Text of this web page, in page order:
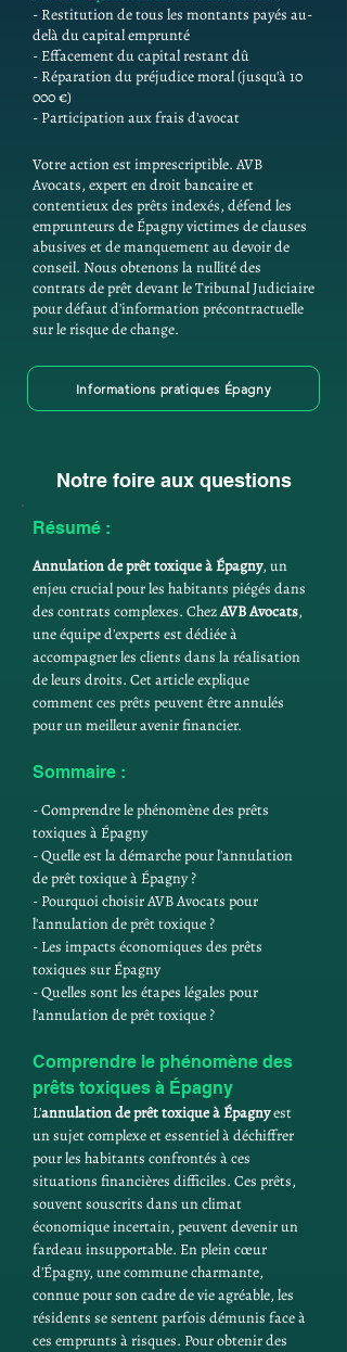
- Restitution de tous les montants payés au-
delà du capital emprunté
- Effacement du capital restant dû
- Réparation du préjudice moral (jusqu'à 10
000 €)
- Participation aux frais d'avocat
Votre action est imprescriptible. AVB
Avocats, expert en droit bancaire et
contentieux des prêts indexés, défend les
emprunteurs de Épagny victimes de clauses
abusives et de manquement au devoir de
conseil. Nous obtenons la nullité des
contrats de prêt devant le Tribunal Judiciaire
pour défaut d'information précontractuelle
sur le risque de change.
Informations pratiques Épagny
Notre foire aux questions
Résumé :
Annulation de prêt toxique à Épagny, un
enjeu crucial pour les habitants piégés dans
des contrats complexes. Chez AVB Avocats,
une équipe d'experts est dédiée à
accompagner les clients dans la réalisation
de leurs droits. Cet article explique
comment ces prêts peuvent être annulés
pour un meilleur avenir financier.
Sommaire :
- Comprendre le phénomène des prêts
toxiques à Épagny
- Quelle est la démarche pour l'annulation
de prêt toxique à Épagny ?
- Pourquoi choisir AVB Avocats pour
l'annulation de prêt toxique ?
- Les impacts économiques des prêts
toxiques sur Épagny
- Quelles sont les étapes légales pour
l'annulation de prêt toxique ?
Comprendre le phénomène des
prêts toxiques à Épagny
L'annulation de prêt toxique à Épagny est
un sujet complexe et essentiel à déchiffrer
pour les habitants confrontés à ces
situations financières difficiles. Ces prêts,
souvent souscrits dans un climat
économique incertain, peuvent devenir un
fardeau insupportable. En plein cœur
d'Épagny, une commune charmante,
connue pour son cadre de vie agréable, les
résidents se sentent parfois démunis face à
ces emprunts à risques. Pour obtenir des